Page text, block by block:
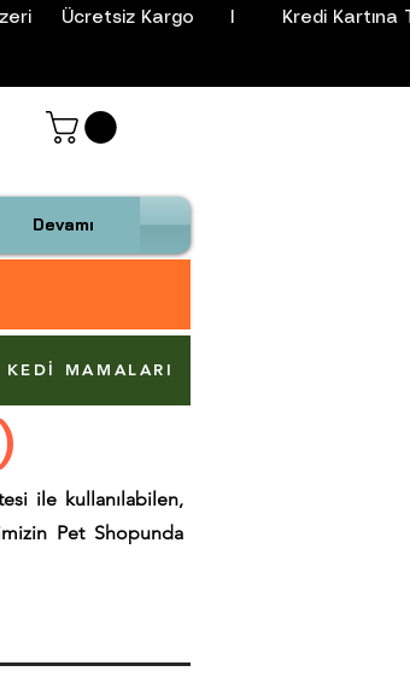
Ücretsiz Kargo      I        Kredi Kartına
Devamı
KEDİ MAMALARI
ile kullanılabilen,
Pet Shopunda